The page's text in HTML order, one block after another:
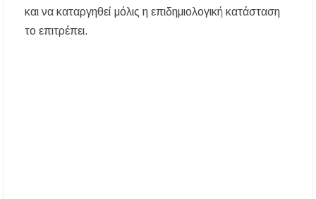
και να καταργηθεί μόλις η επιδημιολογική κατάσταση
το επιτρέπει.